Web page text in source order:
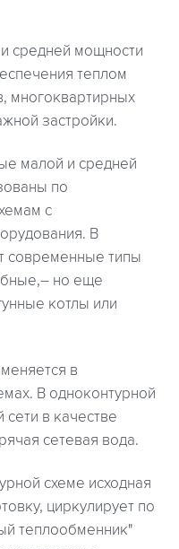
средней мощности
теплом
многоквартирных
застройки.
малой и средней
по
с
В
современные типы
но еще
котлы или
в
В одноконтурной
сети в качестве
сетевая вода.
схеме исходная
циркулирует по
теплообменник"